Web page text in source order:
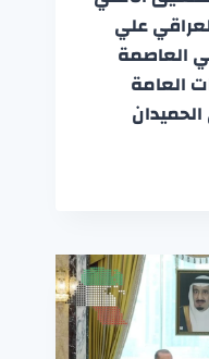
علي
العاصمة
العامة